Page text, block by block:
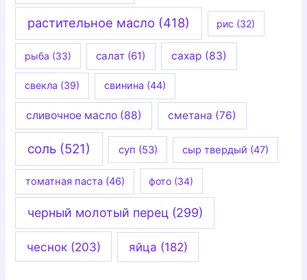
растительное масло (418) рис (32)
рыба (33) салат (61) сахар (83)
свекла (39) свинина (44)
сливочное масло(88) сметана (76)
соль (521) суп (53) сыр твердый (47)
томатная паста (46) фото (34)
черный молотый перец(299)
чеснок(203) яйца (182)